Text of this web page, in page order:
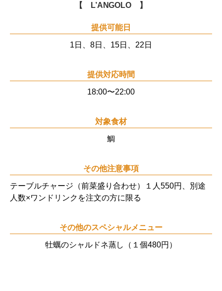
【 L’ANGOLO 】
提供可能日
1日、8日、15日、22日
提供対応時間
18:00〜22:00
対象食材
鯛
その他注意事項
テーブルチャージ（前菜盛り合わせ）１人550円、別途
人数×ワンドリンクを注文の方に限る
その他のスペシャルメニュー
牡蠣のシャルドネ蒸し（１個480円）